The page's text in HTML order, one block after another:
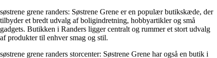
søstrene grene randers: Søstrene Grene er en populær butikskæde, der
tilbyder et bredt udvalg af boligindretning, hobbyartikler og små
gadgets. Butikken i Randers ligger centralt og rummer et stort udvalg
af produkter til enhver smag og stil.
søstrene grene randers storcenter: Søstrene Grene har også en butik i